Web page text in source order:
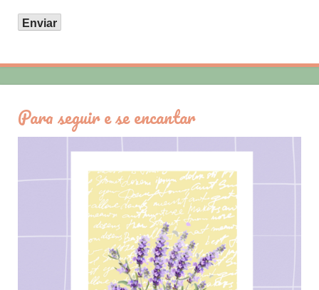
Para seguir e se encantar